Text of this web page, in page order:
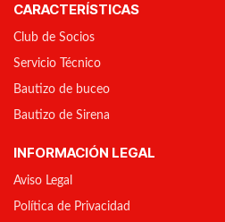
CARACTERÍSTICAS
Club de Socios
Servicio Técnico
Bautizo de buceo
Bautizo de Sirena
INFORMACIÓN LEGAL
Aviso Legal
Política de Privacidad